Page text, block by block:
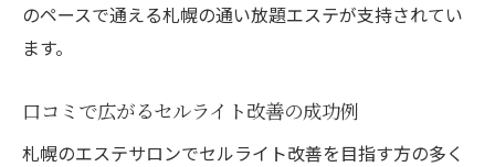
のペースで通える札幌の通い放題エステが支持されてい
ます。
口コミで広がるセルライト改善の成功例
札幌のエステサロンでセルライト改善を目指す方の多く